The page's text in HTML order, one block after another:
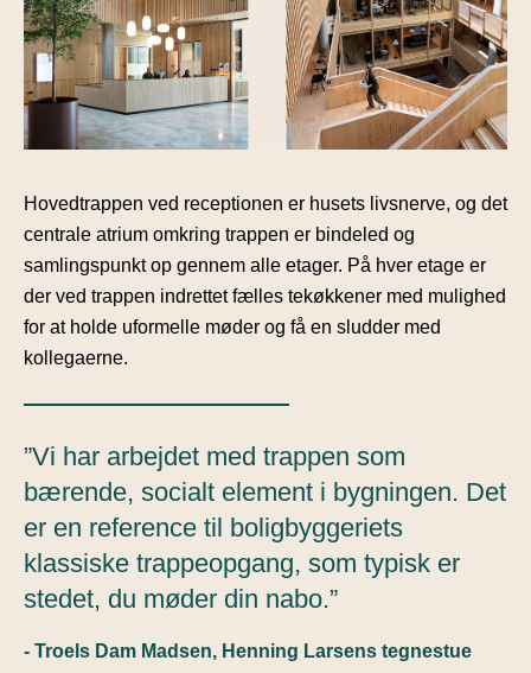
Hovedtrappen ved receptionen er husets livsnerve, og det
centrale atrium omkring trappen er bindeled og
samlingspunkt op gennem alle etager. På hver etage er
der ved trappen indrettet fælles tekøkkener med mulighed
for at holde uformelle møder og få en sludder med
kollegaerne.
”Vi har arbejdet med trappen som
bærende, socialt element i bygningen. Det
er en reference til boligbyggeriets
klassiske trappeopgang, som typisk er
stedet, du møder din nabo.”
- Troels Dam Madsen, Henning Larsens tegnestue